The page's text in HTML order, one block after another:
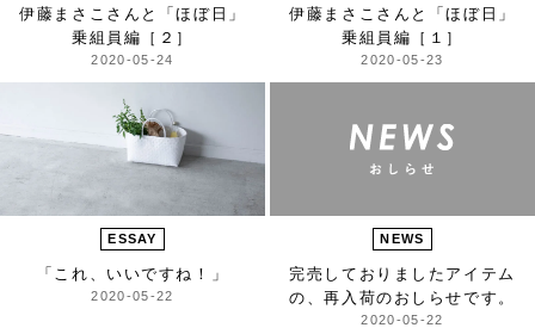
伊藤まさこさんと「ほぼ日」
乗組員編［２］
2020-05-24
伊藤まさこさんと「ほぼ日」
乗組員編［１］
2020-05-23
ESSAY
「これ、いいですね！」
2020-05-22
NEWS
完売しておりましたアイテム
の、再入荷のおしらせです。
2020-05-22